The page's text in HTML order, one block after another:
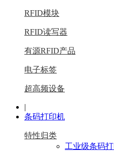
RFID模块
RFID读写器
有源RFID产品
电子标签
超高频设备
|
条码打印机
特性归类
工业级条码